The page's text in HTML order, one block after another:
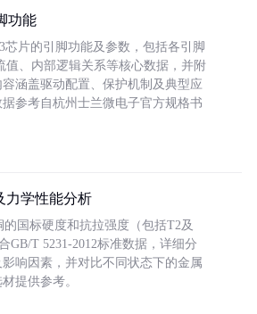
功能
芯片的引脚功能及参数，包括各引脚
值、内部逻辑关系等核心数据，并附
涵盖驱动配置、保护机制及典型应
参考自杭州士兰微电子官方规格书
力学性能分析
国标硬度和抗拉强度（包括T2及
GB/T 5231-2012标准数据，详细分
响因素，并对比不同状态下的金属
提供参考。